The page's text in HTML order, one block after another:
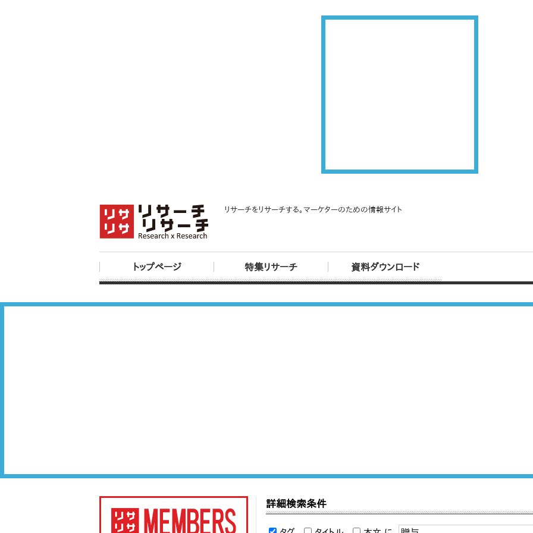
リサーチをリサーチする。マーケターのための情報サイト
トップページ 特集リサーチ 資料ダウンロード
詳細検索条件